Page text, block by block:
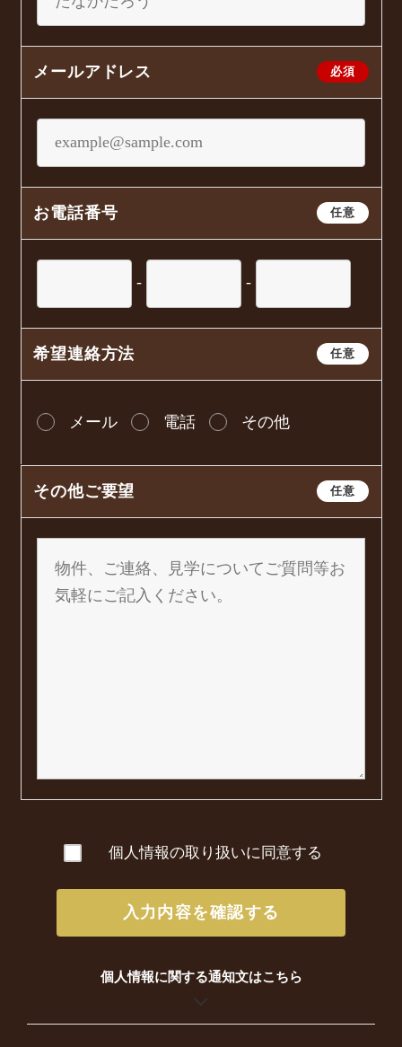
必須
メールアドレス
任意
お電話番号
- -
任意
希望連絡方法
メール 電話 その他
任意
その他ご要望
個人情報の取り扱いに同意する
入力内容を確認する
個人情報に関する通知文はこちら